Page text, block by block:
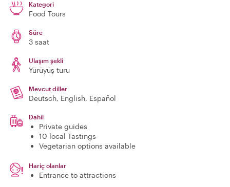
Kategori
Food Tours
Süre
3 saat
Ulaşım şekli
Yürüyüş turu
Mevcut diller
Deutsch, English, Español
Dahil
Private guides
10 local Tastings
Vegetarian options available
Hariç olanlar
Entrance to attractions